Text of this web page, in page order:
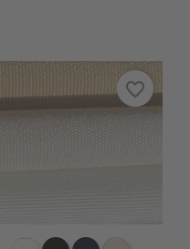
favorite_border